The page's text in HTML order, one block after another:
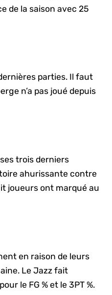
de la saison avec 25
parties. Il faut
n’a pas joué depuis
trois derniers
ahurissante contre
joueurs ont marqué au
en raison de leurs
Le Jazz fait
le FG % et le 3PT %.